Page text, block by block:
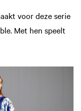
voor deze serie
Met hen speelt